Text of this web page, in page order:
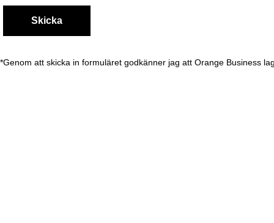
*Genom att skicka in formuläret godkänner jag att Orange Business